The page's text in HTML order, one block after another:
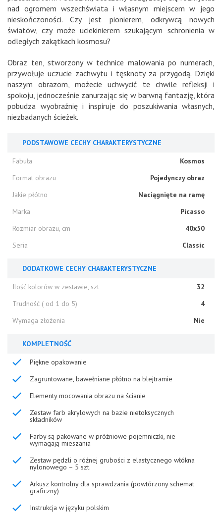
nad ogromem wszechświata i własnym miejscem w jego
nieskończoności. Czy jest pionierem, odkrywcą nowych
światów, czy może uciekinierem szukającym schronienia w
odległych zakątkach kosmosu?
Obraz ten, stworzony w technice malowania po numerach,
przywołuje uczucie zachwytu i tęsknoty za przygodą. Dzięki
naszym obrazom, możecie uchwycić te chwile refleksji i
spokoju, jednocześnie zanurzając się w barwną fantazję, która
pobudza wyobraźnię i inspiruje do poszukiwania własnych,
niezbadanych ścieżek.
PODSTAWOWE CECHY CHARAKTERYSTYCZNE
Fabuła
Kosmos
Format obrazu
Pojedynczy obraz
Jakie płótno
Naciągnięte na ramę
Marka
Picasso
Rozmiar obrazu, cm
40x50
Seria
Classic
DODATKOWE CECHY CHARAKTERYSTYCZNE
Ilość kolorów w zestawie, szt
32
Trudność ( od 1 do 5)
4
Wymaga złożenia
Nie
KOMPLETNOŚĆ
Piękne opakowanie
Zagruntowane, bawełniane płótno na blejtramie
Elementy mocowania obrazu na ścianie
Zestaw farb akrylowych na bazie nietoksycznych
składników
Farby są pakowane w próżniowe pojemniczki, nie
wymagają mieszania
Zestaw pędzli o różnej grubości z elastycznego włókna
nylonowego – 5 szt.
Arkusz kontrolny dla sprawdzania (powtórzony schemat
graficzny)
Instrukcja w języku polskim